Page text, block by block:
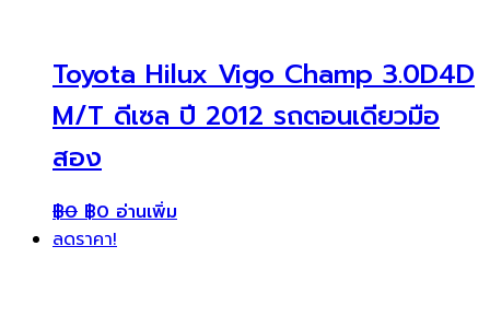
Toyota Hilux Vigo Champ 3.0D4D
M/T ดีเซล ปี 2012 รถตอนเดียวมือ
สอง
฿0 ฿0 อ่านเพิ่ม
ลดราคา!